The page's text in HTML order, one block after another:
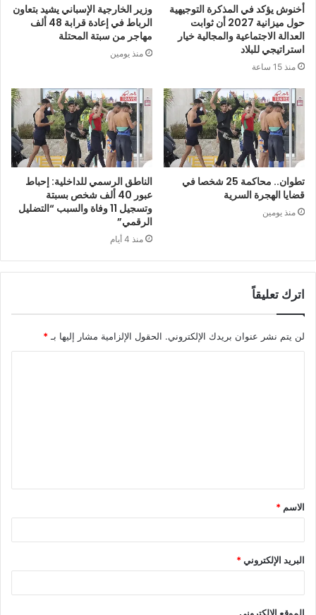
أخنوش يؤكد في المذكرة التوجيهية
حول ميزانية 2027 أن ثوابت
العدالة الاجتماعية والمجالية خيار
استراتيجي للبلاد
منذ 15 ساعة
وزير الخارجية الإسباني يشيد بتعاون
الرباط في إعادة قرابة 48 ألف
مهاجر من سبتة المحتلة
منذ يومين
تطوان.. محاكمة 25 شخصا في
قضايا الهجرة السرية
منذ يومين
الناطق الرسمي للداخلية: إحباط
عبور 40 ألف شخص بسبتة
وتسجيل 11 وفاة والسبب “التضليل
الرقمي”
منذ 4 أيام
اترك تعليقاً
لن يتم نشر عنوان بريدك الإلكتروني. الحقول الإلزامية مشار إليها بـ *
ق
*
الاسم *
البريد الإلكتروني*
الموقع الإلكتروني